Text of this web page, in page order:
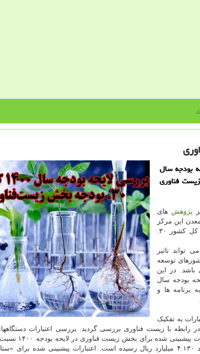
بودجه سال
زیست فناوری
پژوهش های
این مرکز
در گزارشی با عنوان «بررسی لایحه بودجه سال ۱۴۰۰ کل کشور ۳۰.
تاثیر
توسعه
باشد. در این
بودجه سال
برنامه ها و
به تفکیک
رابطه با زیست فناوری بررسی گردید. بررسی اعتبارات
دستگاههای فعال در این بخش
۱۳۹۹، حدود ۴۷/۸ درصد افزایش یافته است و به حدود ۴.۱۳۰ میلیارد ریال رسیده است. اعتبارات پیشبینی